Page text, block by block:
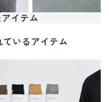
イテム
いるアイテム